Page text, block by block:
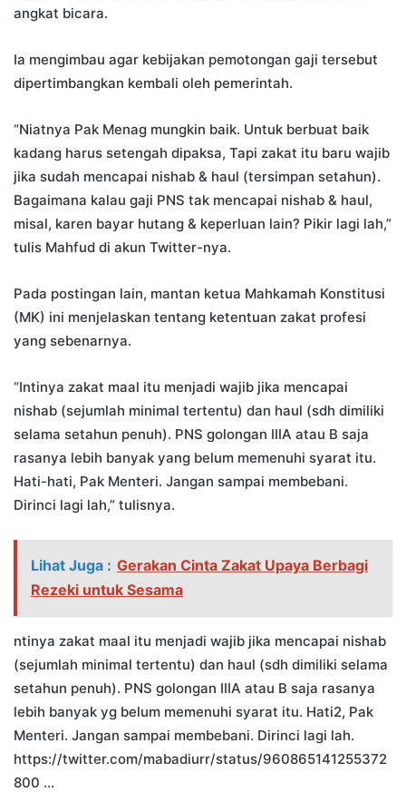
angkat bicara.
Ia mengimbau agar kebijakan pemotongan gaji tersebut
dipertimbangkan kembali oleh pemerintah.
“Niatnya Pak Menag mungkin baik. Untuk berbuat baik
kadang harus setengah dipaksa, Tapi zakat itu baru wajib
jika sudah mencapai nishab & haul (tersimpan setahun).
Bagaimana kalau gaji PNS tak mencapai nishab & haul,
misal, karen bayar hutang & keperluan lain? Pikir lagi lah,”
tulis Mahfud di akun Twitter-nya.
Pada postingan lain, mantan ketua Mahkamah Konstitusi
(MK) ini menjelaskan tentang ketentuan zakat profesi
yang sebenarnya.
“Intinya zakat maal itu menjadi wajib jika mencapai
nishab (sejumlah minimal tertentu) dan haul (sdh dimiliki
selama setahun penuh). PNS golongan IIIA atau B saja
rasanya lebih banyak yang belum memenuhi syarat itu.
Hati-hati, Pak Menteri. Jangan sampai membebani.
Dirinci lagi lah,” tulisnya.
Lihat Juga : Gerakan Cinta Zakat Upaya Berbagi
Rezeki untuk Sesama
ntinya zakat maal itu menjadi wajib jika mencapai nishab
(sejumlah minimal tertentu) dan haul (sdh dimiliki selama
setahun penuh). PNS golongan IIIA atau B saja rasanya
lebih banyak yg belum memenuhi syarat itu. Hati2, Pak
Menteri. Jangan sampai membebani. Dirinci lagi lah.
https://twitter.com/mabadiurr/status/960865141255372
800 …